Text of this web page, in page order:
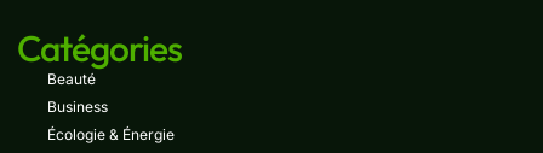
Catégories
Beauté
Business
Écologie & Énergie